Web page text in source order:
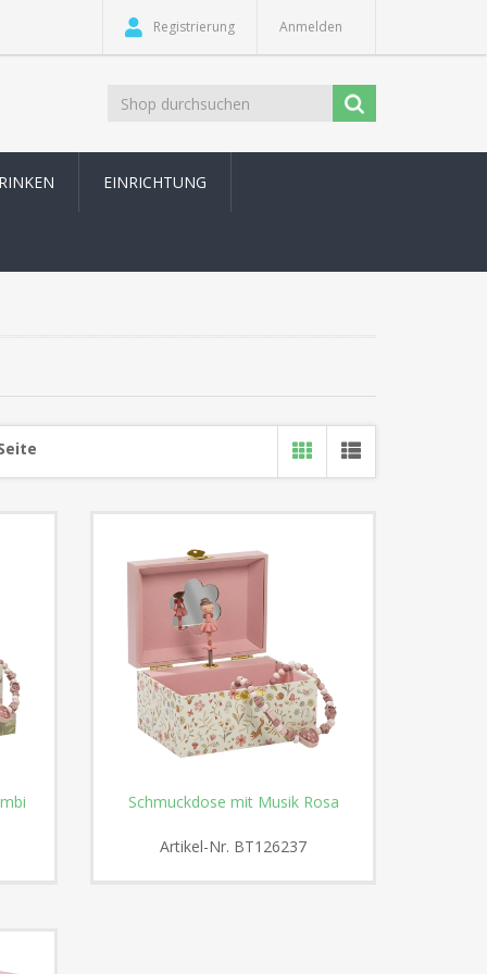
Registrierung Anmelden
EINRICHTUNG
Schmuckdose mit Musik Rosa
Artikel-Nr. BT126237